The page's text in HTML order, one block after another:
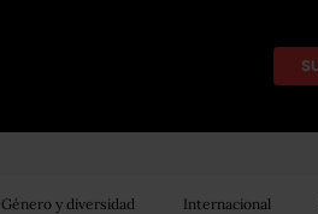
Género y diversidad Internacional